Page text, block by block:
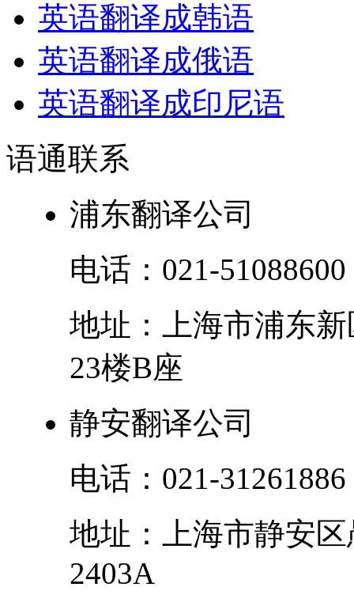
英语翻译成韩语
英语翻译成俄语
英语翻译成印尼语
语通联系
浦东翻译公司
电话： 021-51088600
地址：
上海市浦东新
23楼B座
静安翻译公司
电话： 021-31261886
地址：
上海市静安区
2403A